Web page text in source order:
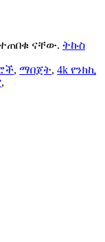
ናቸው. ትኩስ
, ማበጀት, 4k የንክኪ
,